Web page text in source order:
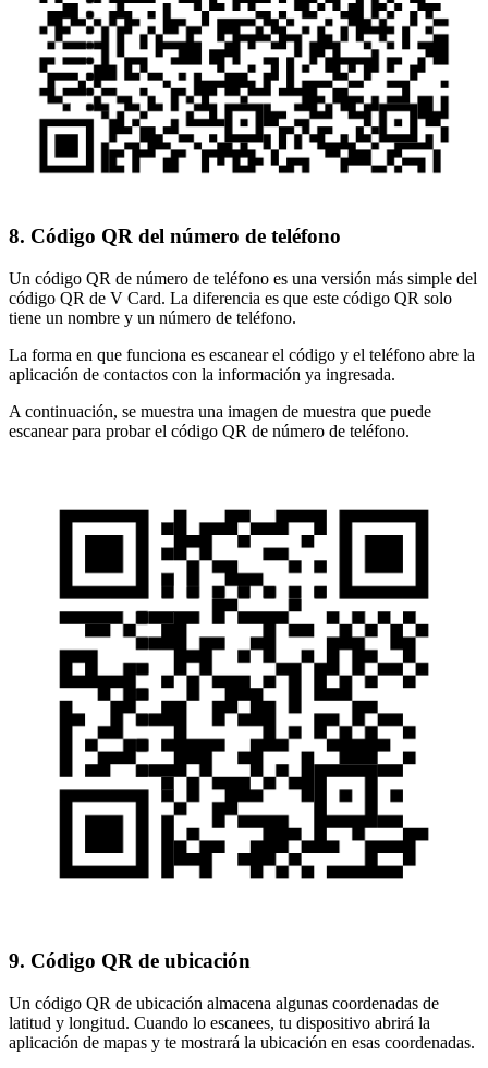
8. Código QR del número de teléfono
Un código QR de número de teléfono es una versión más simple del
código QR de V Card. La diferencia es que este código QR solo
tiene un nombre y un número de teléfono.
La forma en que funciona es escanear el código y el teléfono abre la
aplicación de contactos con la información ya ingresada.
A continuación, se muestra una imagen de muestra que puede
escanear para probar el código QR de número de teléfono.
9. Código QR de ubicación
Un código QR de ubicación almacena algunas coordenadas de
latitud y longitud. Cuando lo escanees, tu dispositivo abrirá la
aplicación de mapas y te mostrará la ubicación en esas coordenadas.